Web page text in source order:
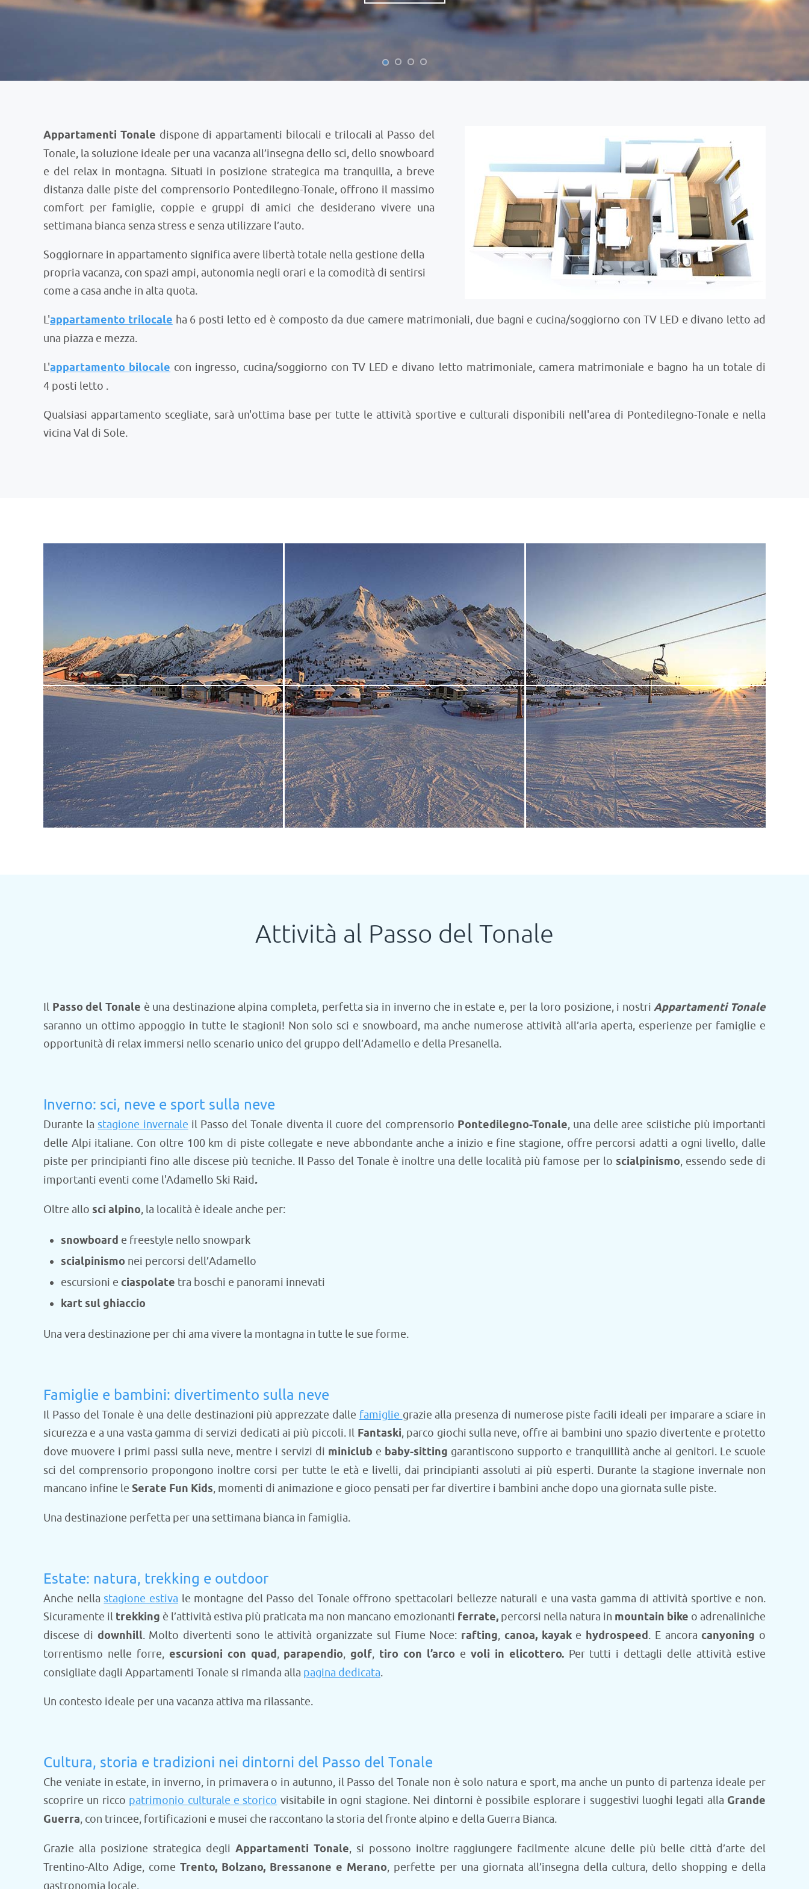
Appartamenti Tonale dispone di appartamenti bilocali e trilocali al Passo del
Tonale, la soluzione ideale per una vacanza all’insegna dello sci, dello snowboard
e del relax in montagna. Situati in posizione strategica ma tranquilla, a breve
distanza dalle piste del comprensorio Pontedilegno-Tonale, offrono il massimo
comfort per famiglie, coppie e gruppi di amici che desiderano vivere una
settimana bianca senza stress e senza utilizzare l’auto.
Soggiornare in appartamento significa avere libertà totale nella gestione della
propria vacanza, con spazi ampi, autonomia negli orari e la comodità di sentirsi
come a casa anche in alta quota.
L'appartamento trilocale ha 6 posti letto ed è composto da due camere matrimoniali, due bagni e cucina/soggiorno con TV LED e divano letto ad
una piazza e mezza.
L'appartamento bilocale con ingresso, cucina/soggiorno con TV LED e divano letto matrimoniale, camera matrimoniale e bagno ha un totale di
4 posti letto .
Qualsiasi appartamento scegliate, sarà un'ottima base per tutte le attività sportive e culturali disponibili nell'area di Pontedilegno-Tonale e nella
vicina Val di Sole.
Attività al Passo del Tonale
Il Passo del Tonale è una destinazione alpina completa, perfetta sia in inverno che in estate e, per la loro posizione, i nostriAppartamenti Tonale
saranno un ottimo appoggio in tutte le stagioni! Non solo sci e snowboard, ma anche numerose attività all’aria aperta, esperienze per famiglie e
opportunità di relax immersi nello scenario unico del gruppo dell’Adamello e della Presanella.
Inverno: sci, neve e sport sulla neve
Durante lastagione invernale il Passo del Tonale diventa il cuore del comprensorio Pontedilegno-Tonale, una delle aree sciistiche più importanti
delle Alpi italiane. Con oltre 100 km di piste collegate e neve abbondante anche a inizio e fine stagione, offre percorsi adatti a ogni livello, dalle
piste per principianti fino alle discese più tecniche. Il Passo del Tonale è inoltre una delle località più famose per lo scialpinismo, essendo sede di
importanti eventi come l'Adamello Ski Raid.
Oltre allo sci alpino, la località è ideale anche per:
snowboard e freestyle nello snowpark
scialpinismo nei percorsi dell’Adamello
escursioni e ciaspolate tra boschi e panorami innevati
kart sul ghiaccio
Una vera destinazione per chi ama vivere la montagna in tutte le sue forme.
Famiglie e bambini: divertimento sulla neve
Il Passo del Tonale è una delle destinazioni più apprezzate dalle famiglie grazie alla presenza di numerose piste facili ideali per imparare a sciare in
sicurezza e a una vasta gamma di servizi dedicati ai più piccoli. Il Fantaski, parco giochi sulla neve, offre ai bambini uno spazio divertente e protetto
dove muovere i primi passi sulla neve, mentre i servizi di miniclub e baby-sitting garantiscono supporto e tranquillità anche ai genitori. Le scuole
sci del comprensorio propongono inoltre corsi per tutte le età e livelli, dai principianti assoluti ai più esperti. Durante la stagione invernale non
mancano infine le Serate Fun Kids, momenti di animazione e gioco pensati per far divertire i bambini anche dopo una giornata sulle piste.
Una destinazione perfetta per una settimana bianca in famiglia.
Estate: natura, trekking e outdoor
Anche nellastagione estiva le montagne del Passo del Tonale offrono spettacolari bellezze naturali e una vasta gamma di attività sportive e non.
Sicuramente il trekking è l’attività estiva più praticata ma non mancano emozionanti ferrate, percorsi nella natura in mountain bike o adrenaliniche
discese di downhill. Molto divertenti sono le attività organizzate sul Fiume Noce: rafting, canoa, kayak e hydrospeed. E ancora canyoning o
torrentismo nelle forre, escursioni con quad, parapendio,golf, tiro con l’arco e voli in elicottero. Per tutti i dettagli delle attività estive
consigliate dagli Appartamenti Tonale si rimanda alla pagina dedicata.
Un contesto ideale per una vacanza attiva ma rilassante.
Cultura, storia e tradizioni nei dintorni del Passo del Tonale
Che veniate in estate, in inverno, in primavera o in autunno, il Passo del Tonale non è solo natura e sport, ma anche un punto di partenza ideale per
scoprire un ricco patrimonio culturale e storico visitabile in ogni stagione. Nei dintorni è possibile esplorare i suggestivi luoghi legati alla Grande
Guerra, con trincee, fortificazioni e musei che raccontano la storia del fronte alpino e della Guerra Bianca.
Grazie alla posizione strategica degli Appartamenti Tonale, si possono inoltre raggiungere facilmente alcune delle più belle città d’arte del
Trentino-Alto Adige, comeTrento, Bolzano, Bressanone e Merano, perfette per una giornata all’insegna della cultura, dello shopping e della
gastronomia locale.